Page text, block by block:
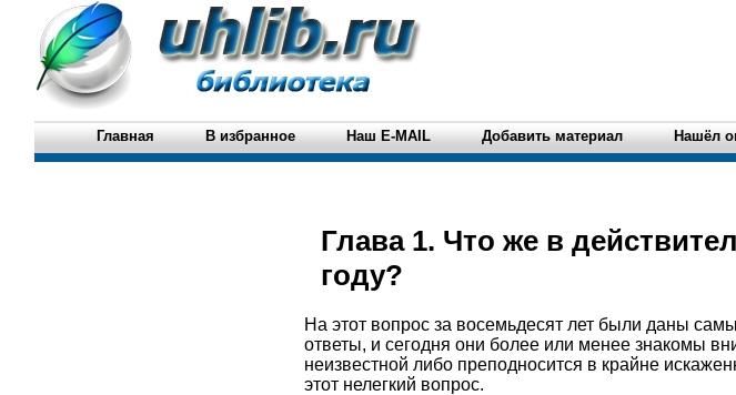
Главная В избранное Наш E-MAIL Добавить материал Нашёл
Глава 1. Что же в
году?
На этот вопрос за восемьдесят лет были даны
ответы, и сегодня они более или менее знакомы
неизвестной либо преподносится в крайне
этот нелегкий вопрос.